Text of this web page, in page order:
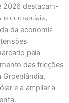
2026 destacam-
e comerciais,
da economia
pela
das fricções
Groenlândia,
e a ampliar a